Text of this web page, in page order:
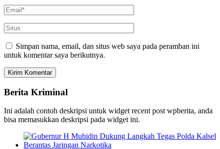
Simpan nama, email, dan situs web saya pada peramban ini
untuk komentar saya berikutnya.
Berita Kriminal
Ini adalah contoh deskripsi untuk widget recent post wpberita, anda
bisa memasukkan deskripsi pada widget ini.